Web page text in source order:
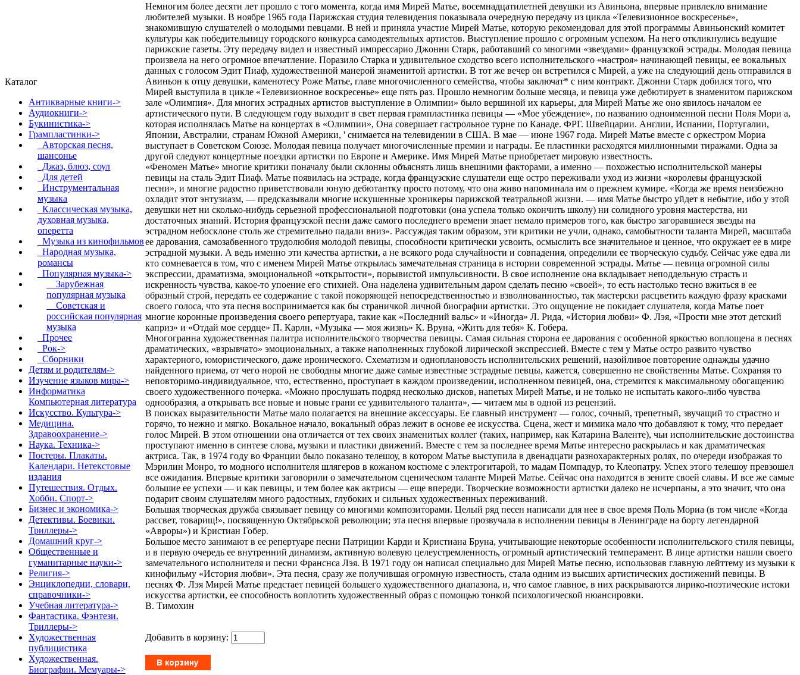
Каталог
Антикварные книги->
Аудиокниги->
Букинистика->
Грампластинки->
Авторская песня,
шансонье
Джаз, блюз, соул
Для детей
Инструментальная
музыка
Классическая музыка,
духовная музыка,
оперетта
Музыка из кинофильмов
Народная музыка,
романсы
Популярная музыка->
Зарубежная
популярная музыка
Советская и
российская популярная
музыка
Прочее
Рок->
Сборники
Детям и родителям->
Изучение языков мира->
Информатика
Компьютерная литература
Искусство. Культура->
Медицина.
Здравоохранение->
Наука. Техника->
Постеры. Плакаты.
Календари. Нетекстовые
издания
Путешествия. Отдых.
Хобби. Спорт->
Бизнес и экономика->
Детективы. Боевики.
Триллеры->
Домашний круг->
Общественные и
гуманитарные науки->
Религия->
Энциклопедии, словари,
справочники->
Учебная литература->
Фантастика. Фэнтези.
Триллеры->
Художественная
публицистика
Художественная.
Биографии. Мемуары->
Немногим более десяти лет прошло с того момента, когда имя Мирей Матье, восемнадцатилетней девушки из Авиньона, впервые привлекло внимание
любителей музыки. В ноябре 1965 года Парижская студия телевидения показывала очередную передачу из цикла «Телевизионное воскресенье»,
знакомившую слушателей о молодыми певцами. В ней и приняла участие Мирей Матье, которую рекомендовал для этой программы Авиньонский комитет
культуры как победительницу городского конкурса самодеятельных артистов. Выступление прошло с огромным успехом. На него откликнулись ведущие
парижские газеты. Эту передачу видел и известный импрессарио Джонни Старк, работавший со многими «звездами» французской эстрады. Молодая певица
произвела на него огромное впечатление. Поразило Старка и удивительное сходство всего исполнительского «настроя» начинающей певицы, ее вокальных
данных с голосом Эдит Пиаф, художественной манерой знаменитой артистки. В тот же вечер он встретился с Мирей, а уже на следующий день отправился в
Авиньон к отцу девушки, каменотесу Роже Матье, главе многочисленного семейства, чтобы заключат* с ним контракт. Джонни Старк добился того, что
Мирей выступила в цикле «Телевизионное воскресенье» еще пять раз. Прошло немногим больше месяца, и певица уже дебютирует в знаменитом парижском
зале «Олимпия». Для многих эстрадных артистов выступление в Олимпии» было вершиной их карьеры, для Мирей Матье же оно явилось началом ее
артистического пути. В следующем году выходит в свет первая грампластинка певицы — «Мое убеждение», по названию одноименной песни Поля Мори а,
которая исполнялась Матье на концертах в «Олимпии», Она совершает гастрольное турне по Канаде. ФРГ. Швейцарии. Англии, Испании, Португалии,
Японии, Австралии, странам Южной Америки, ' снимается на телевидении в США. В мае — июне 1967 года. Мирей Матье вместе с оркестром Мориа
выступает в Советском Союзе. Молодая певица получает многочисленные премии и награды. Ее пластинки расходятся миллионными тиражами. Одна за
другой следуют концертные поездки артистки по Европе и Америке. Имя Мирей Матье приобретает мировую известность.
«Феномен Матье» многие критики поначалу были склонны объяснять лишь внешними факторами, а именно — похожестью исполнительской манеры
певицы на сталь Эдит Пиаф. Матье появилась на эстраде, когда французские слушатели еще остро переживали уход из жизни «королевы французской
песни», и многие радостно приветствовали юную дебютантку просто потому, что она живо напоминала им о прежнем кумире. «Когда же время неизбежно
охладит этот энтузиазм, — предсказывали многие искушенные хроникеры парижской театральной жизни. — имя Матье быстро уйдет в небытие, ибо у этой
девушки нет ни сколько-нибудь серьезной профессиональной подготовки (она успела только окончить школу) ни солидного уровня мастерства, ни
достаточных знаний. История французской песни даже самого последнего времени знает немало примеров того, как быстро загоравшиеся звезды на
эстрадном небосклоне столь же стремительно падали вниз». Рассуждая таким образом, эти критики не учли, однако, самобытности таланта Мирей, масштаба
ее дарования, самозабвенного трудолюбия молодой певицы, способности критически усвоить, осмыслить все значительное и ценное, что окружает ее в мире
эстрадной музыки. А ведь именно эти качества артистки, а не всякого рода случайности и совпадения, определили ее творческую судьбу. Сейчас уже едва ли
кто сомневается в том, что с именем Мирей Матье открылась замечательная страница в истории современной эстрады. Матье — певица огромной силы
экспрессии, драматизма, эмоциональной «открытости», порывистой импульсивности. В свое исполнение она вкладывает неподдельную страсть и
искренность чувства, какое-то упоение его стихией. Она наделена удивительным даром сделать песню «своей», то есть настолько тесно вжиться в ее
образный строй, передать ее содержание с такой покоряющей непосредственностью и взволнованностью, так мастерски расцветить каждую фразу красками
своего голоса, что эта песня воспринимается как бы страничкой личной биографии артистки. Это ощущение не покидает слушателя, когда Матье поет
многие коронные произведения своего репертуара, такие как «Последний вальс» и «Иногда» Л. Рида, «История любви» Ф. Лэя, «Прости мне этот детский
каприз» и «Отдай мое сердце» П. Карлн, «Музыка — моя жизнь» К. Вруна, «Жить для тебя» К. Гобера.
Многогранна художественная палитра исполнительского творчества певицы. Самая сильная сторона ее дарования с особенной яркостью воплощена в песнях
драматических, «взрывчато» эмоциональных, а также наполненных глубокой лирической экспрессией. Вместе с тем у Матье остро развито чувство
характерного, юмористического, даже иронического. Схематизм и одноплановость исполнительских решений, назойливое повторение однажды удачно
найденного приема, от чего норой не свободны многие даже самые известные эстрадные певцы, кажется, совершенно не свойственны Матье. Сохраняя то
неповторимо-индивидуальное, что, естественно, проступает в каждом произведении, исполненном певицей, она, стремится к максимальному обогащению
своего художественного почерка. «Можно прослушать подряд несколько дисков, напетых Мирей Матье, и не только не испытать какого-либо чувства
однообразия, а открывать все новые и новые грани ее удивительного таланта», — читаем мы в одной из рецензий.
В поисках выразительности Матье мало полагается на внешние аксессуары. Ее главный инструмент — голос, сочный, трепетный, звучащий то страстно и
горячо, то нежно и мягко. Вокальное начало, вокальный образ лежит в основе ее искусства. Сцена, жест и мимика мало что добавляют к тому, что передает
голос Мирей. В этом отношении она отличается от тех своих знаменитых коллег (таких, например, как Катарина Валенте), чьи исполнительские достоинства
проступают именно в синтезе слова, музыки и пластики движений. Вместе с тем за последнее время Матье интересно раскрылась и как драматическая
актриса. Так, в 1974 году во Франции было показано телешоу, в котором Матье выступила в двенадцати разнохарактерных ролях, по очереди изображая то
Мэрилин Монро, то модного исполнителя шлягеров в кожаном костюме с электрогитарой, то мадам Помпадур, то Клеопатру. Успех этого телешоу превзошел
все ожидания. Впервые критики заговорили о замечательном сценическом таланте Мирей Матье. Сейчас она находится в зените своей славы. И все же самые
большие ее успехи — и как певицы, и тем более как актрисы — еще впереди. Творческие возможности артистки далеко не исчерпаны, а это значит, что она
подарит своим слушателям много радостных, глубоких и сильных художественных переживаний.
Большая творческая дружба связывает певицу со многими композиторами. Целый ряд песен написали для нее в свое время Поль Мориа (в том числе «Когда
рассвет, товарищ!», посвященную Октябрьской революции; эта песня впервые прозвучала в исполнении певицы в Ленинграде на борту легендарной
«Авроры») и Кристиан Гобер.
Большое место занимают в ее репертуаре песни Патриции Карди и Кристиана Бруна, учитывающие некоторые особенности исполнительского стиля певицы,
и в первую очередь ее внутренний динамизм, активную волевую целеустремленность, огромный артистический темперамент. В лице артистки нашли своего
замечательного исполнителя и песни Франснса Лэя. В 1971 году он написал специально для Мирей Матье песню, использовав главную лейттему из музыки к
кинофильму «История любви». Эта песня, сразу же получившая огромную известность, стала одним из высших артистических достижений певицы. В
песнях Ф. Лэя Мирей Матье предстает певицей большего художественного диапазона, и, что самое главное, в них раскрываются лирико-поэтические истоки
искусства артистки, ее способность воплотить художественный образ с помощью тонкой психологической нюансировки.
В. Тимохин
Добавить в корзину: